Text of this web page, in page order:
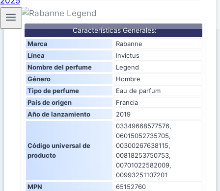
Características Generales:
Marca
Rabanne
Línea
Invictus
Nombre del perfume
Legend
Género
Hombre
Tipo de perfume
Eau de parfum
País de origen
Francia
Año de lanzamiento
2019
Código universal de
producto
03349668577576,
06015052735705,
00300267638115,
00818253750753,
00701022582009,
00993251107201
MPN
65152760